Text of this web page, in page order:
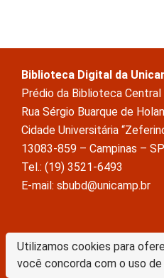
Utilizamos cookies para
você concorda com o uso
Biblioteca Digital da
Prédio da Biblioteca
Rua Sérgio Buarque de
Cidade Universitária
13083-859 – Campinas –
Tel.: (19) 3521-6493
E-mail: sbubd@unicamp.br
A Biblioteca Digital da Unicamp
Atribuição Sem Derivações 4.0